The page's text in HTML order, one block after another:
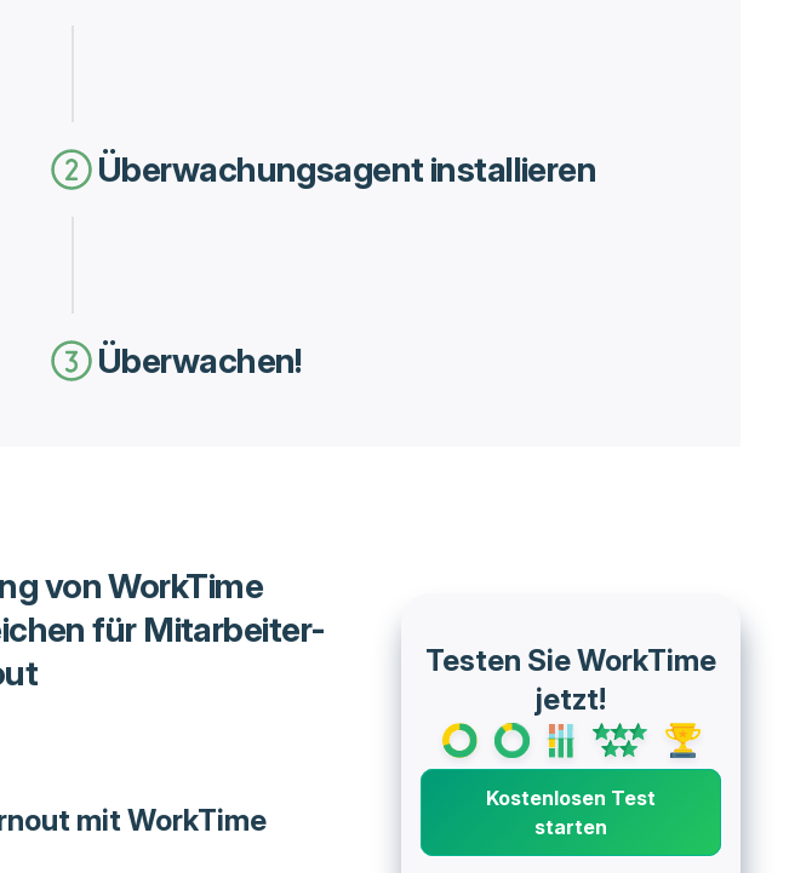
Überwachungsagent installieren
Überwachen!
von WorkTime
für Mitarbeiter-
mit WorkTime
Testen Sie WorkTime
jetzt!
Kostenlosen Test
starten